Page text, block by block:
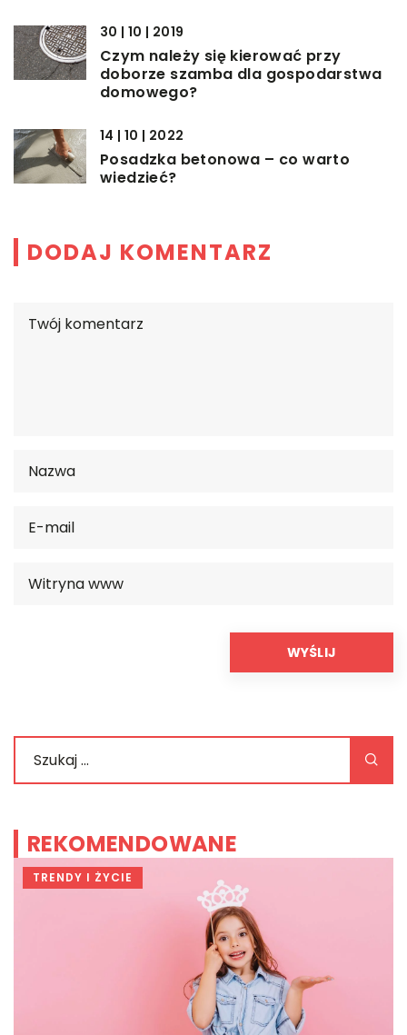
30 | 10 | 2019
Czym należy się kierować przy
doborze szamba dla gospodarstwa
domowego?
14 | 10 | 2022
Posadzka betonowa – co warto
wiedzieć?
DODAJ KOMENTARZ
REKOMENDOWANE
TRENDY I ŻYCIE